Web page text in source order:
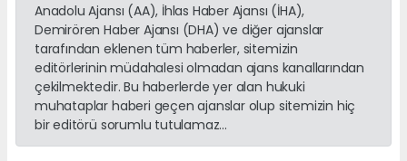
Anadolu Ajansı (AA), İhlas Haber Ajansı (İHA),
Demirören Haber Ajansı (DHA) ve diğer ajanslar
tarafından eklenen tüm haberler, sitemizin
editörlerinin müdahalesi olmadan ajans kanallarından
çekilmektedir. Bu haberlerde yer alan hukuki
muhataplar haberi geçen ajanslar olup sitemizin hiç
bir editörü sorumlu tutulamaz...